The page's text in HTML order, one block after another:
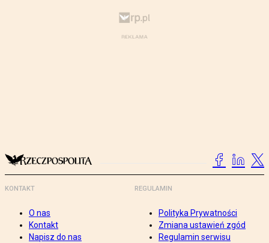
KONTAKT
O nas
Kontakt
Napisz do nas
REGULAMIN
Polityka Prywatności
Zmiana ustawień zgód
Regulamin serwisu